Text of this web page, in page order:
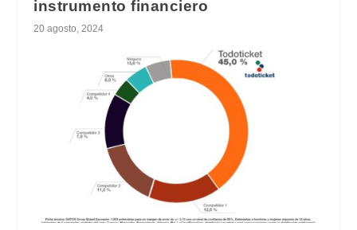
instrumento financiero
20 agosto, 2024